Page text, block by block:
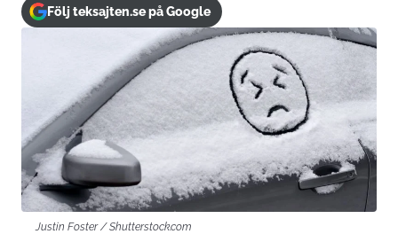
Följ teksajten.se på Google
Justin Foster / Shutterstock.com